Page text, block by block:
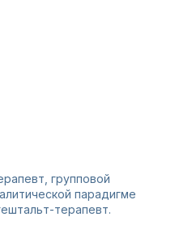
групповой
парадигме
терапевт.